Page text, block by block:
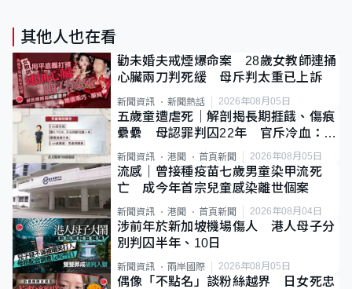
其他人也在看
勸未婚夫戒煙爆命案 28歲女教師連捅
心臟兩刀判死緩 母斥判太重已上訴
新聞資訊 新聞熱話 2026年08月05日
五歲童遭虐死｜解剖揭長期捱餓、傷痕
纍纍 母認罪判囚22年 官斥冷血：同
類案最惡劣
新聞資訊 港聞 首頁新聞 2026年08月05日
流感｜曾接種疫苗七歲男童染甲流死
亡 成今年首宗兒童感染離世個案
新聞資訊 港聞 首頁新聞 2026年08月04日
涉前年於新加坡機場傷人 港人母子分
別判囚半年、10日
新聞資訊 兩岸國際 2026年08月05日
偶像「不點名」談粉絲越界 日女死忠